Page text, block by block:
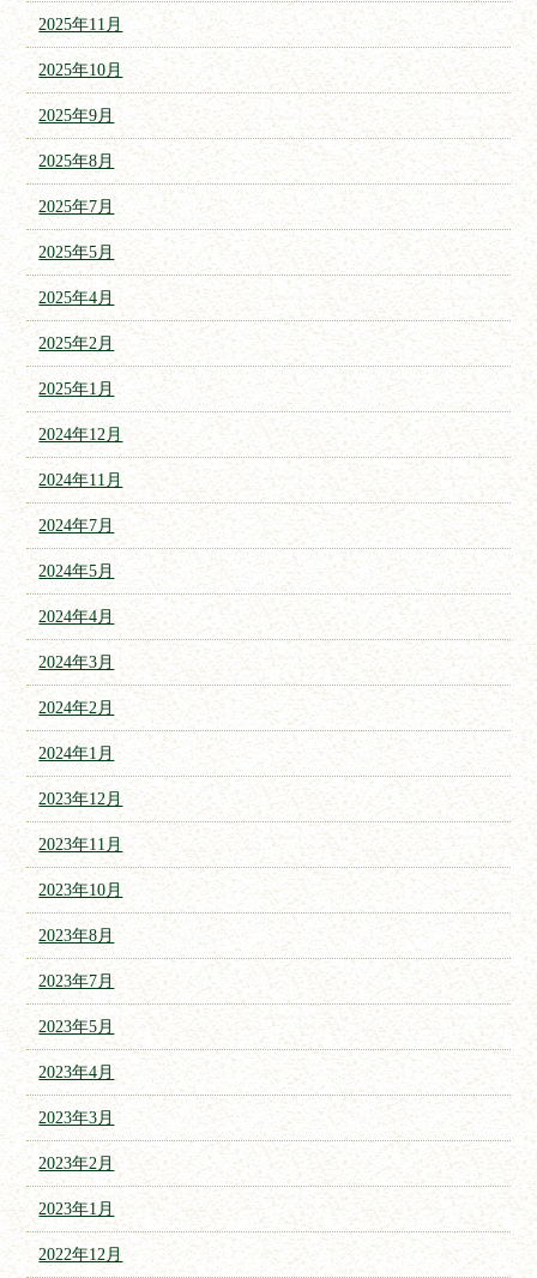
2025年11月
2025年10月
2025年9月
2025年8月
2025年7月
2025年5月
2025年4月
2025年2月
2025年1月
2024年12月
2024年11月
2024年7月
2024年5月
2024年4月
2024年3月
2024年2月
2024年1月
2023年12月
2023年11月
2023年10月
2023年8月
2023年7月
2023年5月
2023年4月
2023年3月
2023年2月
2023年1月
2022年12月